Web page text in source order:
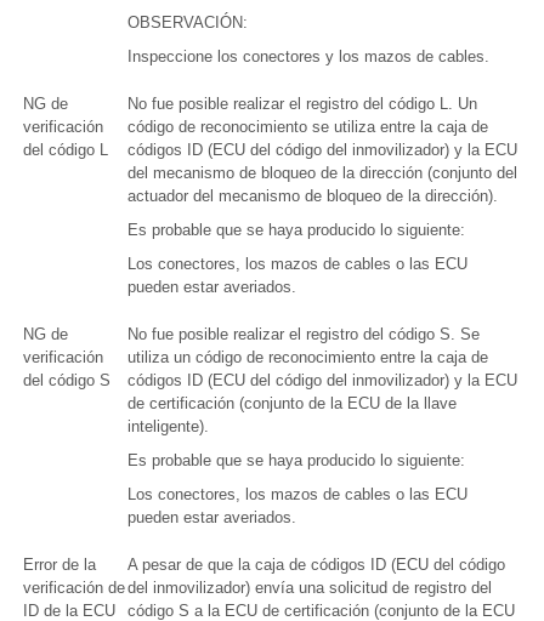
OBSERVACIÓN:
Inspeccione los conectores y los mazos de cables.
NG de
verificación
del código L
No fue posible realizar el registro del código L. Un
código de reconocimiento se utiliza entre la caja de
códigos ID (ECU del código del inmovilizador) y la ECU
del mecanismo de bloqueo de la dirección (conjunto del
actuador del mecanismo de bloqueo de la dirección).
Es probable que se haya producido lo siguiente:
Los conectores, los mazos de cables o las ECU
pueden estar averiados.
NG de
verificación
del código S
No fue posible realizar el registro del código S. Se
utiliza un código de reconocimiento entre la caja de
códigos ID (ECU del código del inmovilizador) y la ECU
de certificación (conjunto de la ECU de la llave
inteligente).
Es probable que se haya producido lo siguiente:
Los conectores, los mazos de cables o las ECU
pueden estar averiados.
Error de la
verificación de
ID de la ECU
A pesar de que la caja de códigos ID (ECU del código
del inmovilizador) envía una solicitud de registro del
código S a la ECU de certificación (conjunto de la ECU